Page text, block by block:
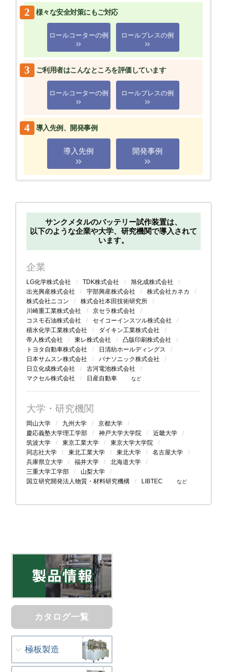
2 様々な安全対策にもご対応
ロールコーターの例 ロールプレスの例
3 ご利用者はこんなところを評価しています
ロールコーターの例 ロールプレスの例
4 導入先例、開発事例
導入先例 開発事例
サンクメタルのバッテリー試作装置は、
以下のような企業や大学、研究機関で導入されて
います。
企業
LG化学株式会社 TDK株式会社
旭化成株式会社
出光興産株式会社
宇部興産株式会社
株式会社カネカ
株式会社ニコン
株式会社本田技術研究所
川崎重工業株式会社
京セラ株式会社
コスモ石油株式会社
セイコーインスツル株式会社
積水化学工業株式会社
ダイキン工業株式会社
帝人株式会社
東レ株式会社
凸版印刷株式会社
トヨタ自動車株式会社
日清紡ホールディングス
日本サムスン株式会社
パナソニック株式会社
日立化成株式会社
古河電池株式会社
マクセル株式会社
日産自動車 など
大学・研究機関
岡山大学 九州大学
京都大学
慶応義塾大学理工学部
神戸大学大学院
近畿大学
筑波大学
東京工業大学
東京大学大学院
同志社大学
東北工業大学 東北大学
名古屋大学
兵庫県立大学
福井大学
北海道大学
三重大学工学部
山梨大学
国立研究開発法人物質・材料研究機構
LIBTEC など
カタログ一覧
極板製造